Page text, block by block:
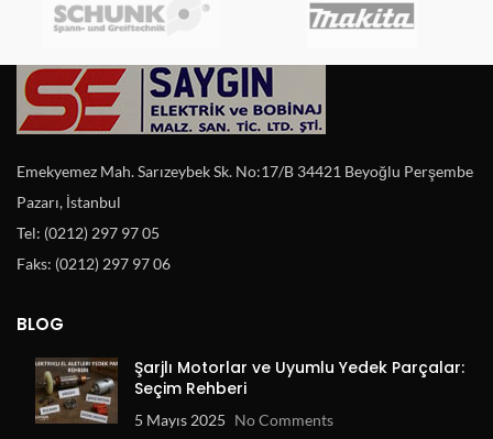
Emekyemez Mah. Sarızeybek Sk. No:17/B 34421 Beyoğlu Perşembe
Pazarı, İstanbul
Tel: (0212) 297 97 05
Faks: (0212) 297 97 06
BLOG
Şarjlı Motorlar ve Uyumlu Yedek Parçalar:
Seçim Rehberi
5 Mayıs 2025 No Comments